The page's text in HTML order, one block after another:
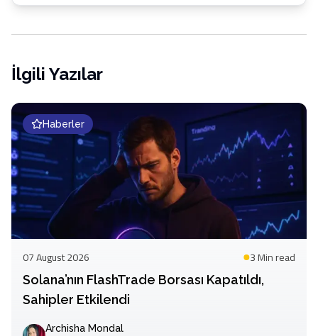
İlgili Yazılar
Haberler
07 August 2026 3 Minread
Solana’nın FlashTrade Borsası Kapatıldı,
Sahipler Etkilendi
Archisha Mondal